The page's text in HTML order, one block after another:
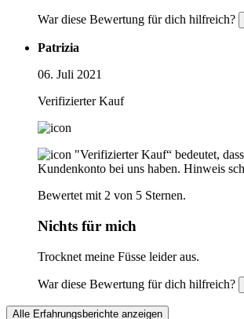
War diese Bewertung für dich hilfreich?
Patrizia
06. Juli 2021
Verifizierter Kauf
"Verifizierter Kauf“ bedeutet,
Kundenkonto bei uns haben. Hinweis
Bewertet mit 2 von 5 Sternen.
Nichts für mich
Trocknet meine Füsse leider aus.
War diese Bewertung für dich hilfreich?
Alle Erfahrungsberichte anzeigen